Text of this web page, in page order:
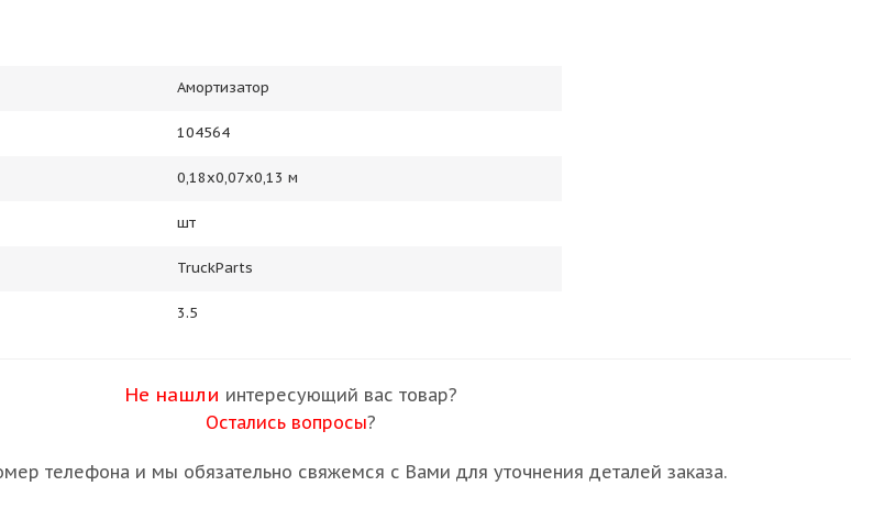
Амортизатор
104564
0,18х0,07х0,13 м
шт
TruckParts
3.5
Не нашли интересующий вас товар?
Остались вопросы?
телефона и мы обязательно свяжемся с Вами для уточнения деталей заказа.